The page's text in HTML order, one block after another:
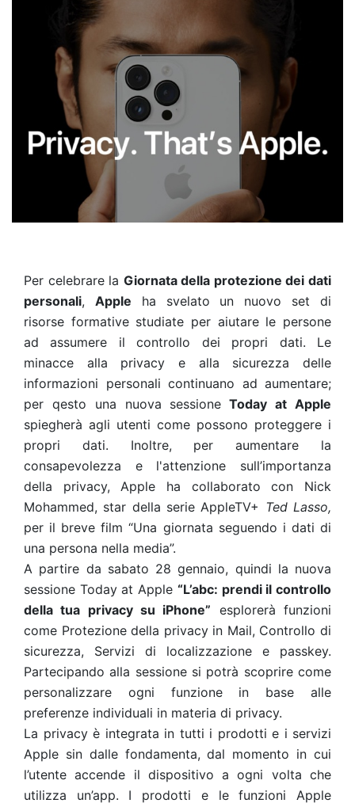
Per celebrare la Giornata della protezione dei dati
personali, Apple ha svelato un nuovo set di
risorse formative studiate per aiutare le persone
ad assumere il controllo dei propri dati. Le
minacce alla privacy e alla sicurezza delle
informazioni personali continuano ad aumentare;
per qesto una nuova sessione Today at Apple
spiegherà agli utenti come possono proteggere i
propri dati. Inoltre, per aumentare la
consapevolezza e l'attenzione sull’importanza
della privacy, Apple ha collaborato con Nick
Mohammed, star della serie AppleTV+ Ted Lasso,
per il breve film “Una giornata seguendo i dati di
una persona nella media”.
A partire da sabato 28 gennaio, quindi la nuova
sessione Today at Apple “L’abc: prendi il controllo
della tua privacy su iPhone” esplorerà funzioni
come Protezione della privacy in Mail, Controllo di
sicurezza, Servizi di localizzazione e passkey.
Partecipando alla sessione si potrà scoprire come
personalizzare ogni funzione in base alle
preferenze individuali in materia di privacy.
La privacy è integrata in tutti i prodotti e i servizi
Apple sin dalle fondamenta, dal momento in cui
l’utente accende il dispositivo a ogni volta che
utilizza un’app. I prodotti e le funzioni Apple